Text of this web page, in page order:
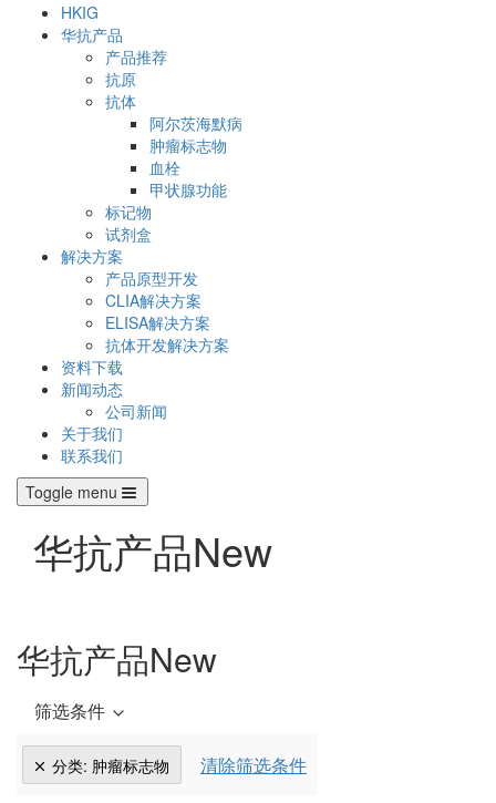
HKIG
华抗产品
产品推荐
抗原
抗体
阿尔茨海默病
肿瘤标志物
血栓
甲状腺功能
标记物
试剂盒
解决方案
产品原型开发
CLIA解决方案
ELISA解决方案
抗体开发解决方案
资料下载
新闻动态
公司新闻
关于我们
联系我们
Toggle menu
华抗产品New
华抗产品New
筛选条件
分类: 肿瘤标志物 清除筛选条件